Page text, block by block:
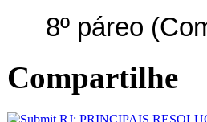
8º páreo
Compartilhe